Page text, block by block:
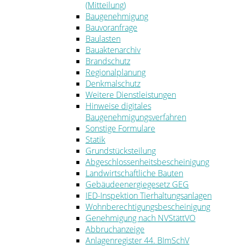
(Mitteilung)
Baugenehmigung
Bauvoranfrage
Baulasten
Bauaktenarchiv
Brandschutz
Regionalplanung
Denkmalschutz
Weitere Dienstleistungen
Hinweise digitales
Baugenehmigungsverfahren
Sonstige Formulare
Statik
Grundstücksteilung
Abgeschlossenheitsbescheinigung
Landwirtschaftliche Bauten
Gebäudeenergiegesetz GEG
IED-Inspektion Tierhaltungsanlagen
Wohnberechtigungsbescheinigung
Genehmigung nach NVStättVO
Abbruchanzeige
Anlagenregister 44. BImSchV